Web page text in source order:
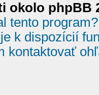
okolo phpBB
tento program?
k dispozícií
kontaktovať